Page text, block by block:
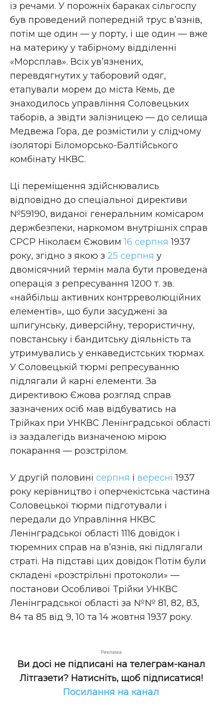
із речами. У порожніх бараках сільгоспу
був проведений попередній трус в’язнів,
потім ще один — у порту, і ще один — вже
на материку у табірному відділенні
«Морсплав». Всіх ув’язнених,
перевдягнутих у таборовий одяг,
етапували морем до міста Кемь, де
знаходилось управління Соловецьких
таборів, а звідти залізницею — до селища
Медвежа Гора, де розмістили у слідчому
ізоляторі Біломорсько-Балтійського
комбінату НКВС.
Ці переміщення здійснювались
відповідно до спеціальної директиви
№59190, виданої генеральним комісаром
держбезпеки, наркомом внутрішніх справ
СРСР Ніколаєм Єжовим16 серпня 1937
року, згідно з якою з 25 серпня у
двомісячний термін мала бути проведена
операція з репресування 1200 т. зв.
«найбільш активних контрреволюційних
елементів», що були засуджені за
шпигунську, диверсійну, терористичну,
повстанську і бандитську діяльність та
утримувались у енкаведистських тюрмах.
У Соловецькій тюрмі репресуванню
підлягали й карні елементи. За
директивою Єжова розгляд справ
зазначених осіб мав відбуватись на
Трійках при УНКВС Ленінградської області
із заздалегідь визначеною мірою
покарання — розстрілом.
У другій половині серпня і вересні 1937
року керівництво і оперчекістська частина
Соловецької тюрми підготували і
передали до Управління НКВС
Ленінградської області 1116 довідок і
тюремних справ на в’язнів, які підлягали
страті. На підставі цих довідок Потім були
складені «розстрільні протоколи» —
постанови Особливої Трійки УНКВС
Ленінградської області за №№ 81, 82, 83,
84 та 85 від 9, 10 та 14 жовтня 1937 року.
Реклама
Ви досі не підписані на телеграм-канал
Літгазети? Натисніть, щоб підписатися!
Посилання на канал